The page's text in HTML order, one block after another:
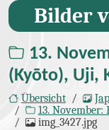
Bilder
13.
(Kyōto), Uji,
Übersicht
13. November: Fushimi-
img_3427.jpg